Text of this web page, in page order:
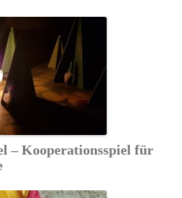
– Kooperationsspiel für